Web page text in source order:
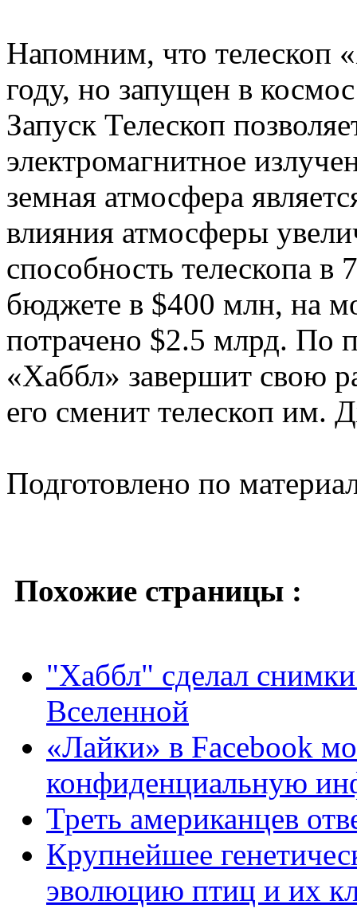
Напомним, что телескоп
году, но запущен в
Запуск Телескоп
электромагнитное
земная атмосфера
влияния атмосферы
способность телескопа
бюджете в $400 млн, на
потрачено $2.5 млрд. По
«Хаббл» завершит свою
его сменит телескоп им.
Подготовлено по
Похожие страницы :
"Хаббл" сделал
Вселенной
«Лайки» в Facebook
конфиденциальную
Треть американцев
Крупнейшее
эволюцию птиц и их